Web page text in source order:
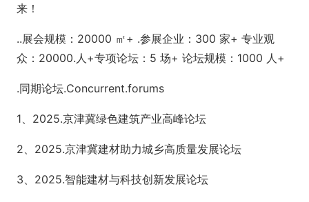
来！
..展会规模：20000 ㎡+ .参展企业：300 家+ 专业观
众：20000.人+专项论坛：5 场+ 论坛规模：1000 人+
.同期论坛.Concurrent.forums
1、2025.京津冀绿色建筑产业高峰论坛
2、2025.京津冀建材助力城乡高质量发展论坛
3、2025.智能建材与科技创新发展论坛